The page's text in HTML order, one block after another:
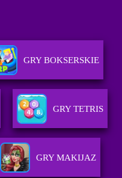
GRY BOKSERSKIE
GRY TETRIS
GRY MAKIJAZ